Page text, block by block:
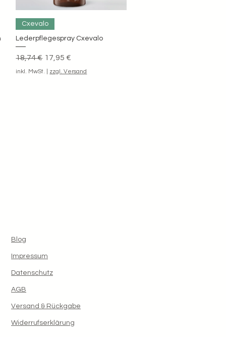
Schnellansicht
Cxevalo
Lederpflegespray Cxevalo
Standardpreis
18,74 € Sale-Preis
17,95 €
inkl. MwSt. zzgl. Versand
Blog
Impressum
Datenschutz
AGB
Versand & Rückgabe
Widerrufserklärung